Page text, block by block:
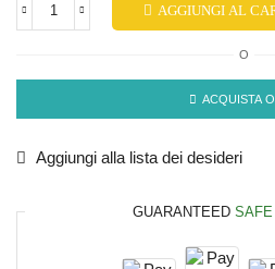
AGGIUNGI AL
O
ACQUISTA
Aggiungi alla lista dei desideri
GUARANTEED SAFE